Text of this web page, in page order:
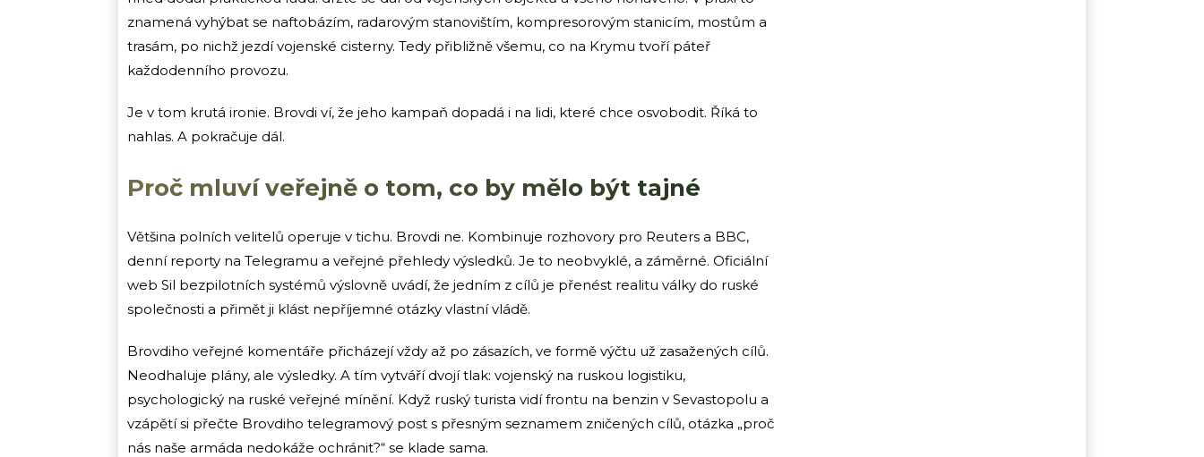
znamená vyhýbat se naftobázím, radarovým stanovištím, kompresorovým stanicím, mostům a
trasám, po nichž jezdí vojenské cisterny. Tedy přibližně všemu, co na Krymu tvoří páteř
každodenního provozu.
Je v tom krutá ironie. Brovdi ví, že jeho kampaň dopadá i na lidi, které chce osvobodit. Říká to
nahlas. A pokračuje dál.
Proč mluví veřejně o tom, co by mělo být tajné
Většina polních velitelů operuje v tichu. Brovdi ne. Kombinuje rozhovory pro Reuters a BBC,
denní reporty na Telegramu a veřejné přehledy výsledků. Je to neobvyklé, a záměrné. Oficiální
web Sil bezpilotních systémů výslovně uvádí, že jedním z cílů je přenést realitu války do ruské
společnosti a přimět ji klást nepříjemné otázky vlastní vládě.
Brovdiho veřejné komentáře přicházejí vždy až po zásazích, ve formě výčtu už zasažených cílů.
Neodhaluje plány, ale výsledky. A tím vytváří dvojí tlak: vojenský na ruskou logistiku,
psychologický na ruské veřejné mínění. Když ruský turista vidí frontu na benzin v Sevastopolu a
vzápětí si přečte Brovdiho telegramový post s přesným seznamem zničených cílů, otázka „proč
nás naše armáda nedokáže ochránit?“ se klade sama.